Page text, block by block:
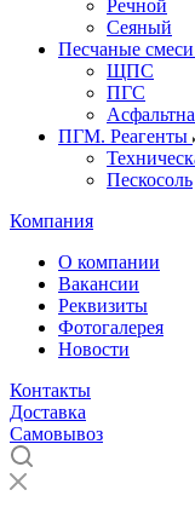
Речной
Сеяный
Песчаные смеси
ЩПС
ПГС
ПГМ. Реагенты
Пескосоль
Компания
О компании
Вакансии
Реквизиты
Фотогалерея
Новости
Контакты
Доставка
Самовывоз